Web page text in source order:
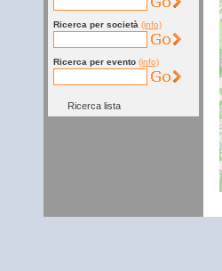
Ricerca per società (info)
Ricerca per evento (info)
Ricerca lista